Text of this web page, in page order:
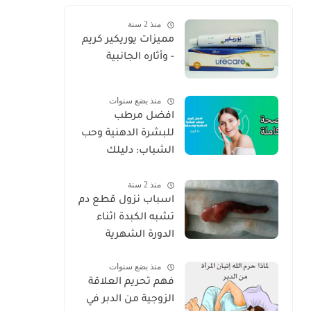
منذ 2 سنة
مميزات يوريكير كريم
- وأثاره الجانبية
منذ بضع سنوات
افضل مرطب
للبشرة الدهنية وحب
الشباب: دليلك
الصحيحة 2025
منذ 2 سنة
اسباب نزول قطع دم
تشبه الكبدة اثناء
الدورة الشهرية
منذ بضع سنوات
فهم تحريم العلاقة
الزوجية من الدبر في